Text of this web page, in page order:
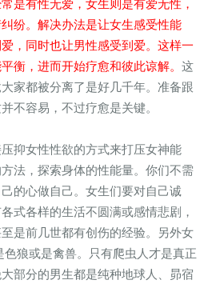
是有性无爱，女生则是有爱无性，
纷。解决办法是让女生感受性能
，同时也让男性感受到爱。这样一
衡，进而开始疗愈和彼此谅解。 这
家都被分离了是好几千年。准备跟
不容易，不过疗愈是关键。
抑女性性欲的方式来打压女神能
法，探索身体的性能量。你们不需
的心做自己。女生们要对自己诚
式各样的生活不圆满或感情悲剧，
是前几世都有创伤的经验。另外女
狼或是禽兽。只有爬虫人才是真正
部分的男生都是纯种地球人、昴宿